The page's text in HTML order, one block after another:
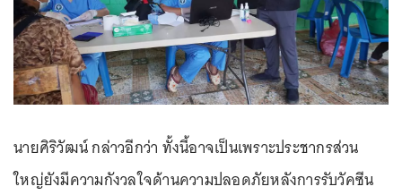
นายศิริวัฒน์ กล่าวอีกว่า ทั้งนี้อาจเป็นเพราะประชากรส่วน
ใหญ่ยังมีความกังวลใจด้านความปลอดภัยหลังการรับวัคซีน